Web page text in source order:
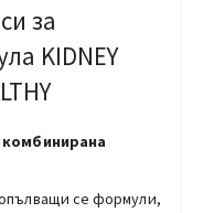
за
KIDNEY
комбинирана
се формули,